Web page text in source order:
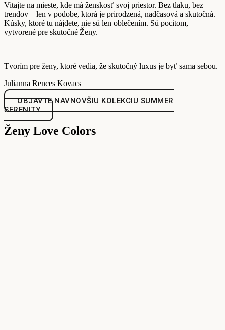
Vitajte na mieste, kde má ženskosť svoj priestor. Bez tlaku, bez
trendov – len v podobe, ktorá je prirodzená, nadčasová a skutočná.
Kúsky, ktoré tu nájdete, nie sú len oblečením. Sú pocitom,
vytvorené pre skutočné Ženy.
Tvorím pre ženy, ktoré vedia, že skutočný luxus je byť sama sebou.
Julianna Rences Kovacs
OBJAVTE NAVNOVŠIU KOLEKCIU SUMMER
SERENITY
Ženy Love Colors